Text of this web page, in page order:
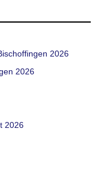
2026
2026
2026